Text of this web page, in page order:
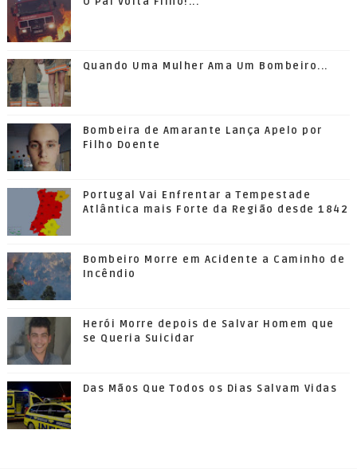
Quando Uma Mulher Ama Um Bombeiro...
Bombeira de Amarante Lança Apelo por
Filho Doente
Portugal Vai Enfrentar a Tempestade
Atlântica mais Forte da Região desde 1842
Bombeiro Morre em Acidente a Caminho de
Incêndio
Herói Morre depois de Salvar Homem que
se Queria Suicidar
Das Mãos Que Todos os Dias Salvam Vidas